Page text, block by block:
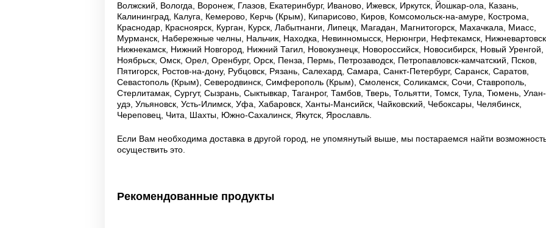
Волжский, Вологда, Воронеж, Глазов, Екатеринбург, Иваново, Ижевск, Иркутск, Йошкар-ола, Казань,
Калининград, Калуга, Кемерово, Керчь (Крым), Кипарисово, Киров, Комсомольск-на-амуре, Кострома,
Краснодар, Красноярск, Курган, Курск, Лабытнанги, Липецк, Магадан, Магнитогорск, Махачкала, Миасс,
Мурманск, Набережные челны, Нальчик, Находка, Невинномысск, Нерюнгри, Нефтекамск,
Нижнекамск, Нижний Новгород, Нижний Тагил, Новокузнецк, Новороссийск, Новосибирск, Новый Уренгой,
Ноябрьск, Омск, Орел, Оренбург, Орск, Пенза, Пермь, Петрозаводск, Петропавловск-камчатский, Псков,
Пятигорск, Ростов-на-дону, Рубцовск, Рязань, Салехард, Самара, Санкт-Петербург, Саранск, Саратов,
Севастополь (Крым), Северодвинск, Симферополь (Крым), Смоленск, Соликамск, Сочи, Ставрополь,
Стерлитамак, Сургут, Сызрань, Сыктывкар, Таганрог, Тамбов, Тверь, Тольятти, Томск, Тула, Тюмень, Улан-
удэ, Ульяновск, Усть-Илимск, Уфа, Хабаровск, Ханты-Мансийск, Чайковский, Чебоксары, Челябинск,
Череповец, Чита, Шахты, Южно-Сахалинск, Якутск, Ярославль.
Если Вам необходима доставка в другой город, не упомянутый выше, мы постараемся найти
осуществить это.
Рекомендованные продукты